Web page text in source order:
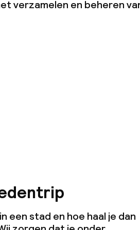
verzamelen en beheren
een stad en hoe haal je dan